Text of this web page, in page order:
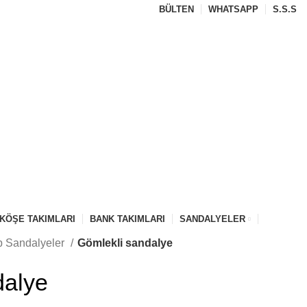
BÜLTEN WHATSAPP S.S.S
KÖŞE TAKIMLARI BANK TAKIMLARI
SANDALYELER
Sandalyeler
Gömlekli sandalye